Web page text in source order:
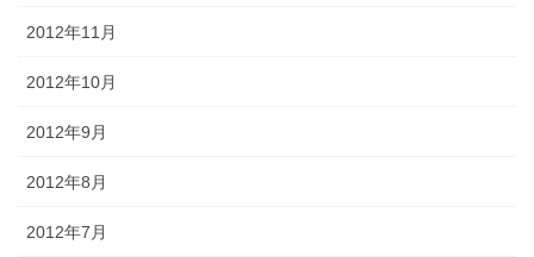
2012年11月
2012年10月
2012年9月
2012年8月
2012年7月